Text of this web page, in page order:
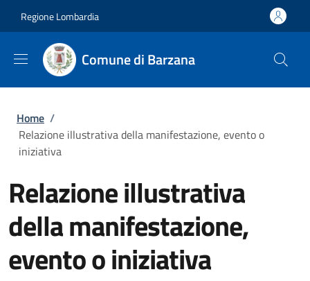
Regione Lombardia
Comune di Barzana
Briciole di pane
Home /
Relazione illustrativa della manifestazione, evento o
iniziativa
Relazione illustrativa
della manifestazione,
evento o iniziativa